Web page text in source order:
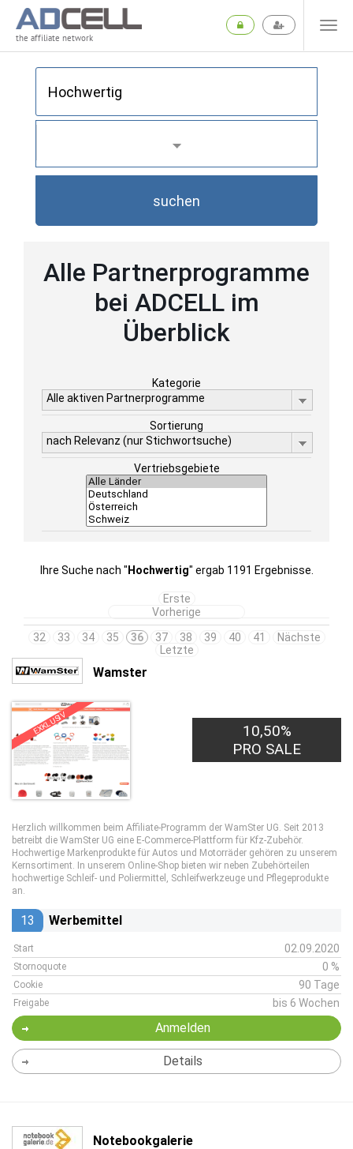
the affiliate network
suchen
Alle Partnerprogramme
bei ADCELL im
Überblick
Kategorie
Alle aktiven Partnerprogramme
Sortierung
nach Relevanz (nur Stichwortsuche)
Vertriebsgebiete
Ihre Suche nach " Hochwertig" ergab 1191 Ergebnisse.
Erste
Vorherige
32
33 34 35 36 37 38 39 40 41
Nächste
Letzte
Wamster
EXKLUSIV
10,50%
PRO SALE
Herzlich willkommen beim Affiliate-Programm der WamSter UG. Seit 2013
betreibt die WamSter UG eine E-Commerce-Plattform für Kfz-Zubehör.
Hochwertige Markenprodukte für Autos und Motorräder gehören zu unserem
Kernsortiment. In unserem Online-Shop bieten wir neben Zubehörteilen
hochwertige Schleif- und Poliermittel, Schleifwerkzeuge und Pflegeprodukte
an.
13 Werbemittel
Start 02.09.2020
Stornoquote 0 %
Cookie 90 Tage
Freigabe bis 6 Wochen
Anmelden
Details
Notebookgalerie